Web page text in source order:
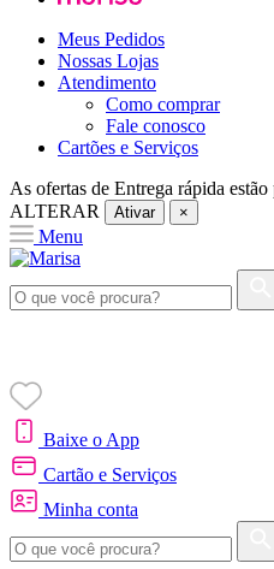
Meus Pedidos
Nossas Lojas
Atendimento
Como comprar
Fale conosco
Cartões e Serviços
As ofertas de Entrega rápida estão
ALTERAR
Ativar ×
Menu
Baixe o App
Cartão e Serviços
Minha conta